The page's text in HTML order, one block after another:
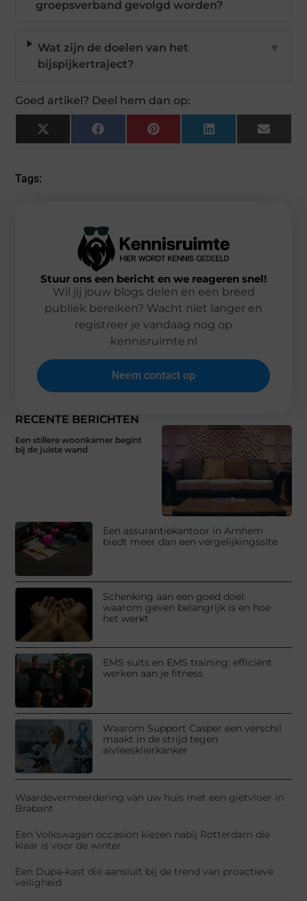
groepsverband gevolgd worden?
Wat zijn de doelen van het
bijspijkertraject?
▼
Goed artikel? Deel hem dan op:
X
(Twitter)
FacebookPinterestLinkedIn Email
Tags:
RECENTE BERICHTEN
Een stillere woonkamer begint
bij de juiste wand
Een assurantiekantoor in Arnhem
biedt meer dan een vergelijkingssite
Schenking aan een goed doel:
waarom geven belangrijk is en hoe
het werkt
EMS suits en EMS training: efficiënt
werken aan je fitness
Waarom Support Casper een verschil
maakt in de strijd tegen
alvleesklierkanker
Waardevermeerdering van uw huis met een gietvloer in
Brabant
Een Volkswagen occasion kiezen nabij Rotterdam die
klaar is voor de winter
Een Dupa-kast die aansluit bij de trend van proactieve
veiligheid
Stuur ons een bericht en we reageren snel!
Wil jij jouw blogs delen en een breed
publiek bereiken? Wacht niet langer en
registreer je vandaag nog op
kennisruimte.nl
Neem contact op